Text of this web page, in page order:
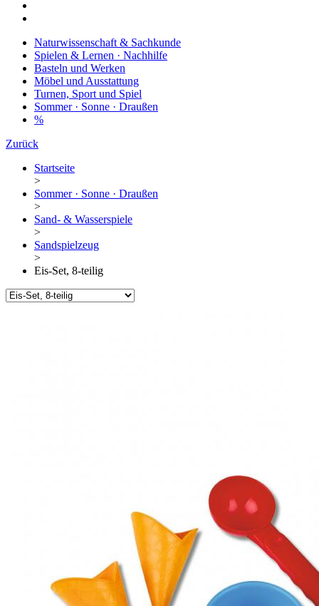
Naturwissenschaft & Sachkunde
Spielen & Lernen · Nachhilfe
Basteln und Werken
Möbel und Ausstattung
Turnen, Sport und Spiel
Sommer · Sonne · Draußen
%
Zurück
Startseite
>
Sommer · Sonne · Draußen
>
Sand- & Wasserspiele
>
Sandspielzeug
>
Eis-Set, 8-teilig